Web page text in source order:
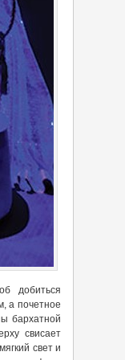
добиться
а почетное
бархатной
свисает
свет и